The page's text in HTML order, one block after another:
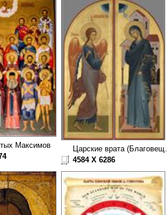
Максимов
4584 X 6286